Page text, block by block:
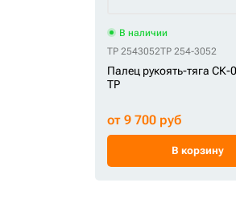
В наличии
TP 2543052TP 254-3052
Палец рукоять-тяга СК-
TP
от 9 700 руб
В корзину